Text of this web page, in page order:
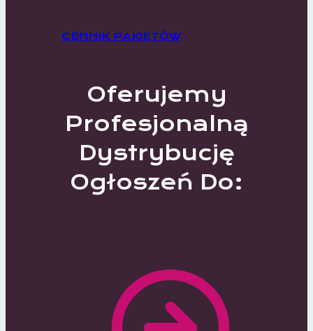
CENNIK PAKIETÓW
Oferujemy
Profesjonalną
Dystrybucję
Ogłoszeń Do: